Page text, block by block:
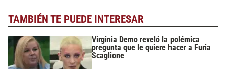
TAMBIÉN TE PUEDE INTERESAR
Virginia Demo reveló la polémica
pregunta que le quiere hacer a Furia
Scaglione